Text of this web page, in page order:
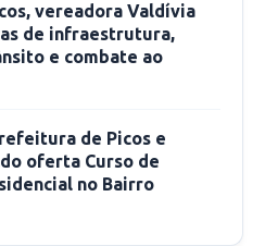
vereadora Valdívia
de infraestrutura,
e combate ao
de Picos e
oferta Curso de
no Bairro